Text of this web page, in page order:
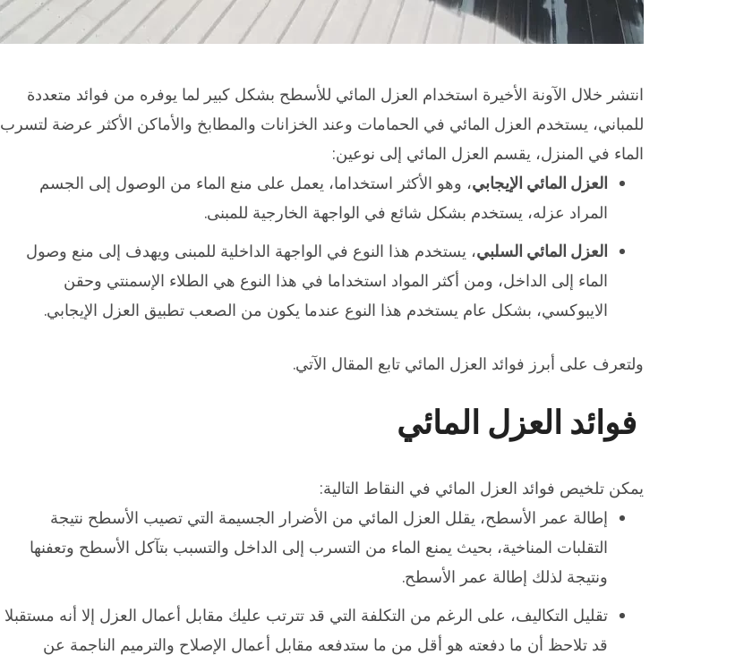
انتشر خلال الآونة الأخيرة استخدام العزل المائي للأسطح بشكل كبير لما يوفره من فوائد متعددة
للمباني، يستخدم العزل المائي في الحمامات وعند الخزانات والمطابخ والأماكن الأكثر عرضة لتسرب
الماء في المنزل، يقسم العزل المائي إلى نوعين:
العزل المائي الإيجابي، وهو الأكثر استخداما، يعمل على منع الماء من الوصول إلى الجسم
المراد عزله، يستخدم بشكل شائع في الواجهة الخارجية للمبنى.
العزل المائي السلبي، يستخدم هذا النوع في الواجهة الداخلية للمبنى ويهدف إلى منع وصول
الماء إلى الداخل، ومن أكثر المواد استخداما في هذا النوع هي الطلاء الإسمنتي وحقن
الايبوكسي، بشكل عام يستخدم هذا النوع عندما يكون من الصعب تطبيق العزل الإيجابي.
ولتعرف على أبرز فوائد العزل المائي تابع المقال الآتي.
فوائد العزل المائي
يمكن تلخيص فوائد العزل المائي في النقاط التالية:
إطالة عمر الأسطح، يقلل العزل المائي من الأضرار الجسيمة التي تصيب الأسطح نتيجة
التقلبات المناخية، بحيث يمنع الماء من التسرب إلى الداخل والتسبب بتآكل الأسطح وتعفنها
ونتيجة لذلك إطالة عمر الأسطح.
تقليل التكاليف، على الرغم من التكلفة التي قد تترتب عليك مقابل أعمال العزل إلا أنه مستقبلا
قد تلاحظ أن ما دفعته هو أقل من ما ستدفعه مقابل أعمال الإصلاح والترميم الناجمة عن